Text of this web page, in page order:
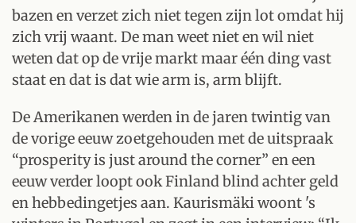
bazen en verzet zich niet tegen zijn lot omdat hij
zich vrij waant. De man weet niet en wil niet
weten dat op de vrije markt maar één ding vast
staat en dat is dat wie arm is, arm blijft.
De Amerikanen werden in de jaren twintig van
de vorige eeuw zoetgehouden met de uitspraak
“prosperity is just around the corner” en een
eeuw verder loopt ook Finland blind achter geld
en hebbedingetjes aan. Kaurismäki woont 's